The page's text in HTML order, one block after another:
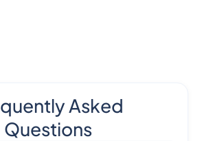
Asked
Questions